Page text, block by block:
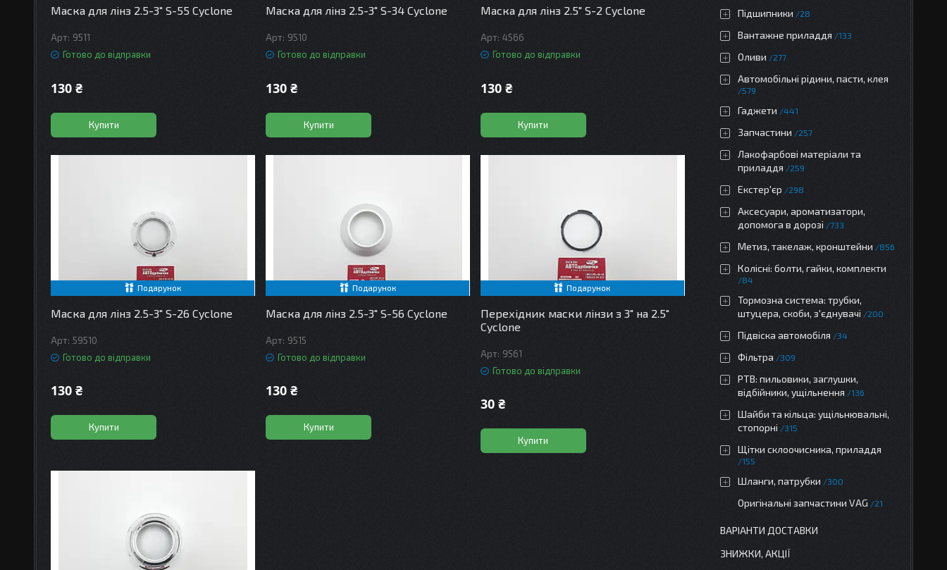
Маска для лінз 2.5-3" S-55 Cyclone
9511
Готово до відправки
130 ₴
Купити
Маска для лінз 2.5-3" S-34 Cyclone
9510
Готово до відправки
130 ₴
Купити
Маска для лінз 2.5" S-2 Cyclone
4566
Готово до відправки
130 ₴
Купити
Подарунок
Маска для лінз 2.5-3" S-26 Cyclone
59510
Готово до відправки
130 ₴
Купити
Подарунок
Маска для лінз 2.5-3" S-56 Cyclone
9515
Готово до відправки
130 ₴
Купити
Подарунок
Перехідник маски лінзи з 3" на 2.5"
Cyclone
9561
Готово до відправки
30 ₴
Купити
Підшипники 28
Вантажне приладдя 133
Оливи 277
Автомобільні рідини, пасти, клея
579
Гаджети 441
Запчастини 257
Лакофарбові матеріали та
приладдя
259
Екстер'єр 298
Аксесуари, ароматизатори,
допомога в дорозі
733
Метиз, такелаж, кронштейни 856
Колісні: болти, гайки, комплекти
84
Тормозна система: трубки,
штуцера, скоби, з'єднувачі
200
Підвіска автомобіля 34
Фільтра 309
РТВ: пильовики, заглушки,
відбійники, ущільнення
136
Шайби та кільца: ущільнювальні,
стопорні
315
Щітки склоочисника, приладдя
155
Шланги, патрубки 300
Оригінальні запчастини VAG 21
ВАРІАНТИ ДОСТАВКИ
ЗНИЖКИ, АКЦІЇ